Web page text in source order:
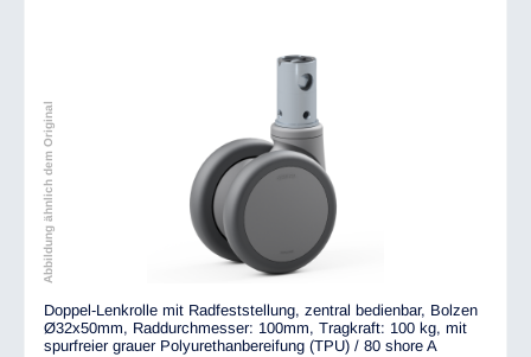
Abbildung ähnlich dem Original
Doppel-Lenkrolle mit Radfeststellung, zentral bedienbar, Bolzen
Ø32x50mm, Raddurchmesser: 100mm, Tragkraft: 100 kg, mit
spurfreier grauer Polyurethanbereifung (TPU) / 80 shore A